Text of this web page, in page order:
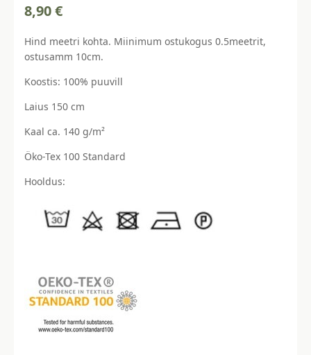
8,90€
Hind meetri kohta. Miinimum ostukogus 0.5meetrit,
ostusamm 10cm.
Koostis: 100% puuvill
Laius 150 cm
Kaal ca. 140 g/m²
Öko-Tex 100 Standard
Hooldus: